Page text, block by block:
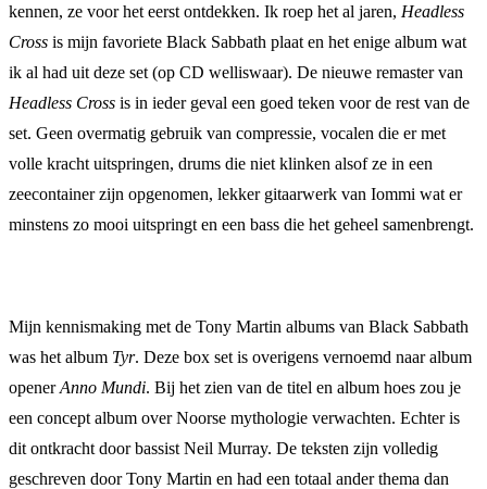
kennen, ze voor het eerst ontdekken. Ik roep het al jaren, Headless
Cross is mijn favoriete Black Sabbath plaat en het enige album wat
ik al had uit deze set (op CD welliswaar). De nieuwe remaster van
Headless Cross is in ieder geval een goed teken voor de rest van de
set. Geen overmatig gebruik van compressie, vocalen die er met
volle kracht uitspringen, drums die niet klinken alsof ze in een
zeecontainer zijn opgenomen, lekker gitaarwerk van Iommi wat er
minstens zo mooi uitspringt en een bass die het geheel samenbrengt.
Mijn kennismaking met de Tony Martin albums van Black Sabbath
was het album Tyr. Deze box set is overigens vernoemd naar album
openerAnno Mundi. Bij het zien van de titel en album hoes zou je
een concept album over Noorse mythologie verwachten. Echter is
dit ontkracht door bassist Neil Murray. De teksten zijn volledig
geschreven door Tony Martin en had een totaal ander thema dan